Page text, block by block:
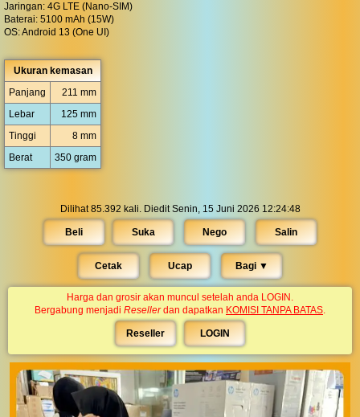
Jaringan: 4G LTE (Nano-SIM)
Baterai: 5100 mAh (15W)
OS: Android 13 (One UI)
Ukuran kemasan
Panjang
211 mm
Lebar
125 mm
Tinggi
8 mm
Berat
350 gram
Dilihat 85.392 kali. Diedit Senin, 15 Juni 2026 12:24:48
Beli Suka Nego Salin
Cetak Ucap Bagi ▼︎
Harga dan grosir akan muncul setelah anda LOGIN.
Bergabung menjadi Resellerdan dapatkan KOMISI TANPA BATAS.
Reseller LOGIN